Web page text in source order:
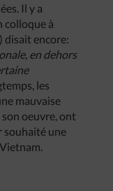
Il y a
colloque à
disait encore:
en dehors
les
mauvaise
oeuvre, ont
souhaité une